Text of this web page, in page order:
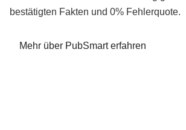
bestätigten Fakten und 0% Fehlerquote.
Mehr über PubSmart erfahren